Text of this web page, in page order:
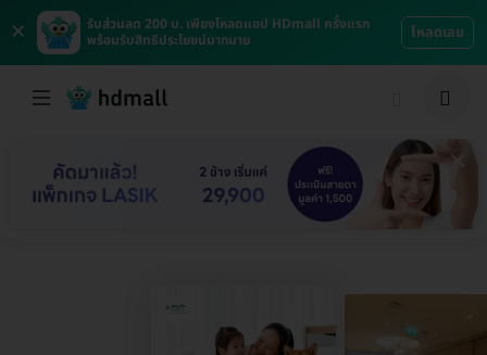
×
รับส่วนลด 200 บ. เพียงโหลดแอป HDmall ครั้งแรก
พร้อมรับสิทธิประโยชน์มากมาย
โหลดเลย